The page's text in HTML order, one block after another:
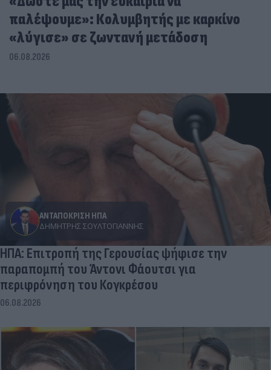
παλέψουμε»: Κολυμβητής με καρκίνο
«λύγισε» σε ζωντανή μετάδοση
06.08.2026
ΑΝΤΑΠΟΚΡΙΣΗ ΗΠΑ
ΔΗΜΉΤΡΗΣ ΣΟΥΛΤΟΓΙΆΝΝΗΣ
ΗΠΑ: Επιτροπή της Γερουσίας ψήφισε την
παραπομπή του Άντονι Φάουτσι για
περιφρόνηση του Κογκρέσου
06.08.2026